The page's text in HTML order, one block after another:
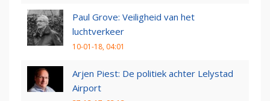
Paul Grove: Veiligheid van het
luchtverkeer
10-01-18, 04:01
Arjen Piest: De politiek achter Lelystad
Airport